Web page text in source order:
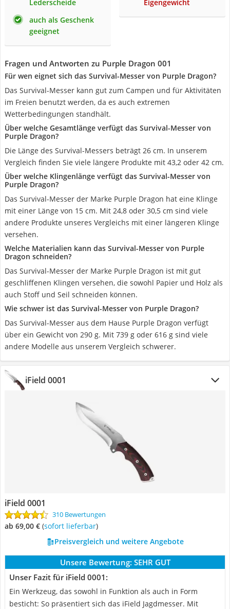
Lederscheide
auch als Geschenk
geeignet
Eigengewicht
Fragen und Antworten zu Purple Dragon 001
Für wen eignet sich das Survival-Messer von Purple Dragon?
Das Survival-Messer kann gut zum Campen und für Aktivitäten
im Freien benutzt werden, da es auch extremen
Wetterbedingungen standhält.
Über welche Gesamtlänge verfügt das Survival-Messer von
Purple Dragon?
Die Länge des Survival-Messers beträgt 26 cm. In unserem
Vergleich finden Sie viele längere Produkte mit 43,2 oder 42 cm.
Über welche Klingenlänge verfügt das Survival-Messer von
Purple Dragon?
Das Survival-Messer der Marke Purple Dragon hat eine Klinge
mit einer Länge von 15 cm. Mit 24,8 oder 30,5 cm sind viele
andere Produkte unseres Vergleichs mit einer längeren Klinge
versehen.
Welche Materialien kann das Survival-Messer von Purple
Dragon schneiden?
Das Survival-Messer der Marke Purple Dragon ist mit gut
geschliffenen Klingen versehen, die sowohl Papier und Holz als
auch Stoff und Seil schneiden können.
Wie schwer ist das Survival-Messer von Purple Dragon?
Das Survival-Messer aus dem Hause Purple Dragon verfügt
über ein Gewicht von 290 g. Mit 739 g oder 616 g sind viele
andere Modelle aus unserem Vergleich schwerer.
iField 0001
iField 0001
310 Bewertungen
ab 69,00 € ( Sofort lieferbar)
Preisvergleich und weitere Angebote
Unsere Bewertung: SEHR GUT
Unser Fazit für iField 0001:
Ein Werkzeug, das sowohl in Funktion als auch in Form
besticht: So präsentiert sich das iField Jagdmesser. Mit